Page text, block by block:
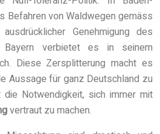
Befahren von Waldwegen gemäss
Genehmigung des
Bayern verbietet es in seinem
Diese Zersplitterung macht es
Aussage für ganz Deutschland zu
Notwendigkeit, sich immer mit
vertraut zu machen.